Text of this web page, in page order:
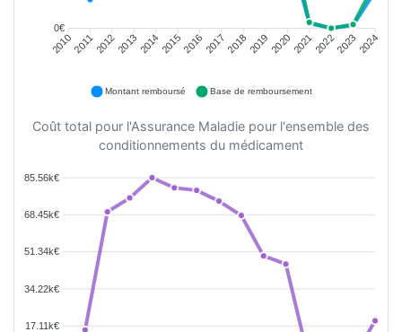
0€
201020112012201320142015201620172018201920202021202220232024
Montant remboursé Base de remboursement
Coût total pour l'Assurance Maladie pour l'ensemble des
conditionnements du médicament
85.56k€
68.45k€
51.34k€
34.22k€
17.11k€